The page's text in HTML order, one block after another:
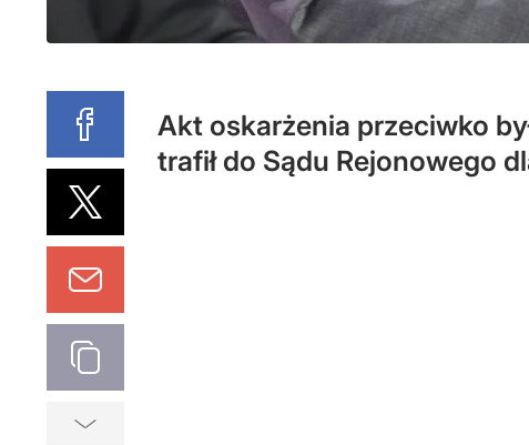
Akt oskarżenia przeciwko
trafił do Sądu Rejonowego